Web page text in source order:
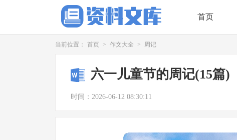
首页
当前位置： 首页 > 作文大全 > 周记
六一儿童节的周记(15篇)
时间：2026-06-12 08:30:11